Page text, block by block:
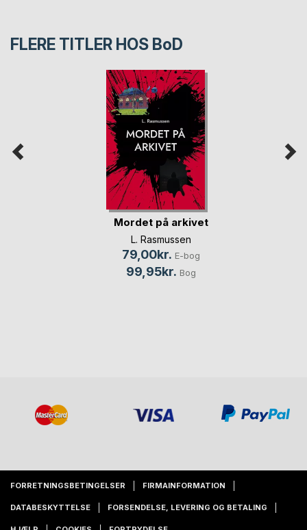
FLERE TITLER HOS BoD
Mordet på arkivet
L. Rasmussen
79,00kr. E-bog
99,95kr. Bog
FORRETNINGSBETINGELSER FIRMAINFORMATION
DATABESKYTTELSE FORSENDELSE, LEVERING OG BETALING